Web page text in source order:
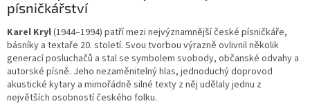
písničkářství
Karel Kryl(1944–1994) patří mezi nejvýznamnější české písničkáře,
básníky a textaře 20. století. Svou tvorbou výrazně ovlivnil několik
generací posluchačů a stal se symbolem svobody, občanské odvahy a
autorské písně. Jeho nezaměnitelný hlas, jednoduchý doprovod
akustické kytary a mimořádně silné texty z něj udělaly jednu z
největších osobností českého folku.